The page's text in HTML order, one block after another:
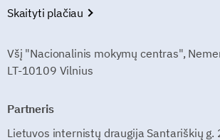
Skaityti plačiau
Všį "Nacionalinis mokymų centras",
LT-10109 Vilnius
Partneris
Lietuvos internistų draugija Santariškių g.